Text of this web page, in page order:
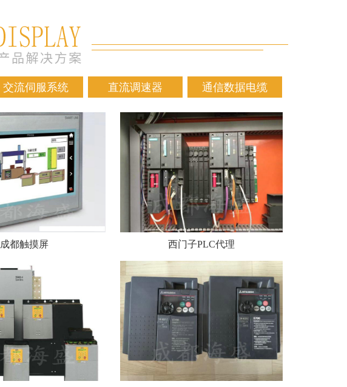
交流伺服系统 直流调速器 通信数据电缆
成都触摸屏 西门子PLC代理